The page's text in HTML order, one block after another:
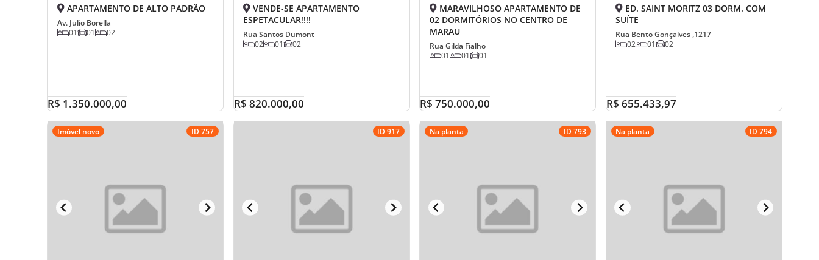
APARTAMENTO DE ALTO PADRÃO
Av. Julio Borella
01 01 02
R$ 1.350.000,00
VENDE-SE APARTAMENTO
ESPETACULAR!!!!
Rua Santos Dumont
02 01 02
R$ 820.000,00
MARAVILHOSO APARTAMENTO DE
02 DORMITÓRIOS NO CENTRO DE
MARAU
Rua Gilda Fialho
01 01 01
R$ 750.000,00
ED. SAINT MORITZ 03 DORM. COM
SUÍTE
Rua Bento Gonçalves ,1217
02 01 02
R$ 655.433,97
Imóvel novo ID 757 ID 917 Na planta ID 793 Na planta ID 794